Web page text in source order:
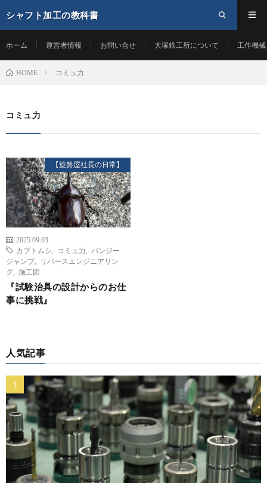
シャフト加工の教科書
ホーム 運営者情報 お問い合せ 大塚鉄工所について 工作機
HOME コミュ力
コミュ力
【旋盤屋社長の日常】
2025.09.03
カブトムシ
コミュ力
バンジー
ジャンプ,
リバースエンジニアリン
グ
施工図
『試験治具の設計からのお仕
事に挑戦』
人気記事